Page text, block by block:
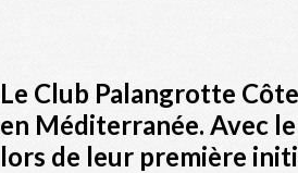
Le Club Palangrotte
en Méditerranée. Avec
lors de leur première